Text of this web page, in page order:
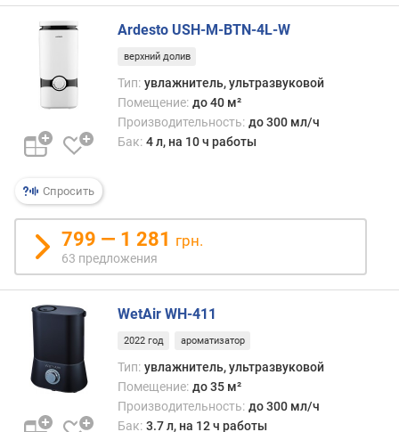
д
о
м
е
щ
н
и
я
(
о
ч
щ
и
е
(
Спросить
Ardesto USH-M-BTN-4L-W
верхний долив
Тип: увлажнитель, ультразвуковой
Помещение: до 40 м²
Производительность: до 300 мл/ч
Бак: 4 л, на 10 ч работы
799 — 1 281 грн.
63 предложения
WetAir WH-411
2022 год ароматизатор
Тип: увлажнитель, ультразвуковой
Помещение: до 35 м²
Производительность: до 300 мл/ч
Бак: 3.7 л, на 12 ч работы